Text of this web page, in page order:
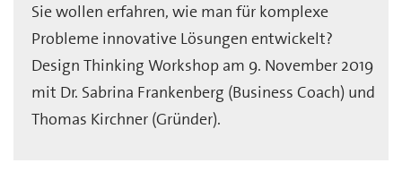
Sie wollen erfahren, wie man für komplexe
Probleme innovative Lösungen entwickelt?
Design Thinking Workshop am 9. November 2019
mit Dr. Sabrina Frankenberg (Business Coach) und
Thomas Kirchner (Gründer).